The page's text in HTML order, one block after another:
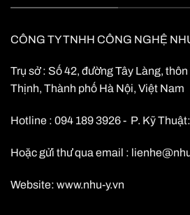
CÔNG TY TNHH CÔNG NGHỆ
Trụ sở : Số 42, đường Tây Làng,
Thịnh, Thành phố Hà Nội, Việt Nam
Hotline : 094 189 3926 - P. Kỹ
Hoặc gửi thư qua email :
Website: www.nhu-y.vn